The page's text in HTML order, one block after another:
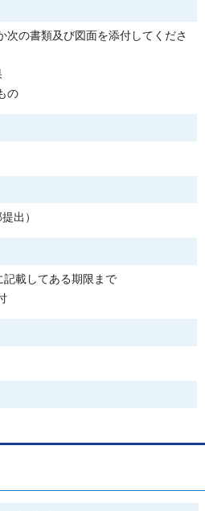
次の書類及び図面を添付してくださ
の
出）
載してある期限まで